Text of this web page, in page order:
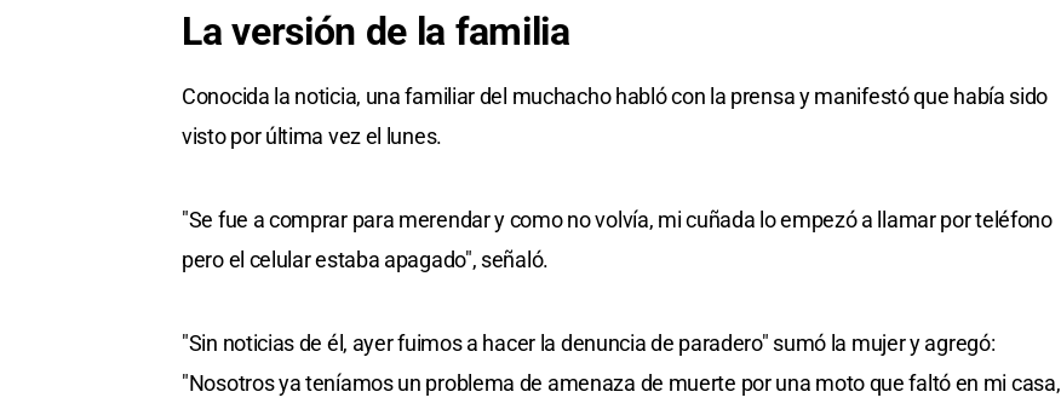
La versión de la familia
Conocida la noticia, una familiar del muchacho habló con la prensa y manifestó que había sido
visto por última vez el lunes.
"Se fue a comprar para merendar y como no volvía, mi cuñada lo empezó a llamar por teléfono
pero el celular estaba apagado", señaló.
"Sin noticias de él, ayer fuimos a hacer la denuncia de paradero" sumó la mujer y agregó:
"Nosotros ya teníamos un problema de amenaza de muerte por una moto que faltó en mi casa,